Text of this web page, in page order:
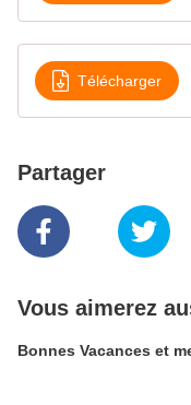
Télécharger
Partager
Vous aimerez
Bonnes Vacances et